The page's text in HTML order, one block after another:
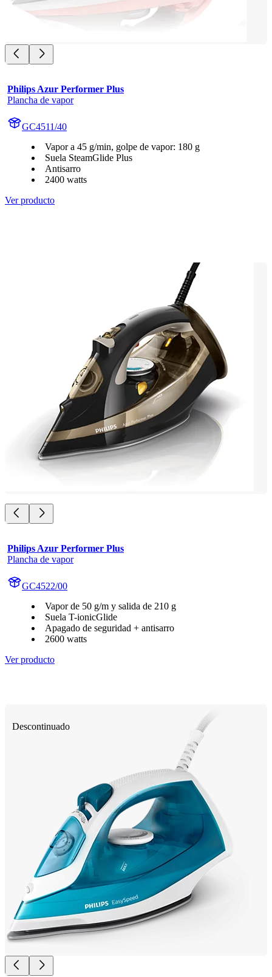
Philips Azur Performer Plus
Plancha de vapor
GC4511/40
Vapor a 45 g/min, golpe de vapor: 180 g
Suela SteamGlide Plus
Antisarro
2400 watts
Ver producto
Philips Azur Performer Plus
Plancha de vapor
GC4522/00
Vapor de 50 g/m y salida de 210 g
Suela T-ionicGlide
Apagado de seguridad + antisarro
2600 watts
Ver producto
Descontinuado